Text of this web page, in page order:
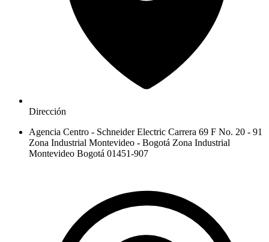
Dirección
Agencia Centro - Schneider Electric Carrera 69 F No. 20 - 91
Zona Industrial Montevideo - Bogotá Zona Industrial
Montevideo Bogotá 01451-907